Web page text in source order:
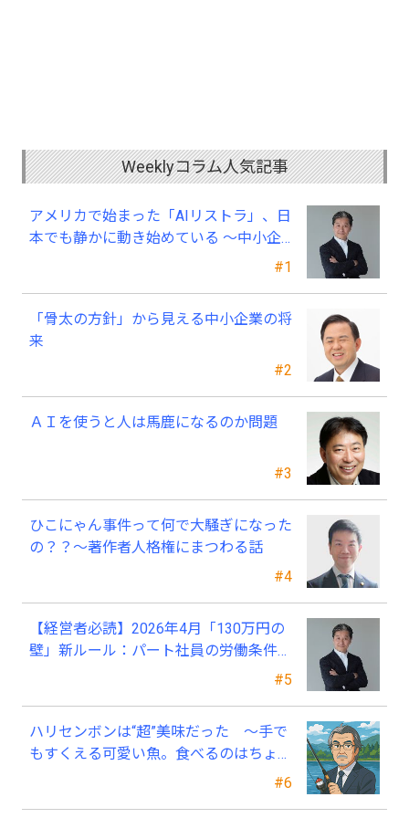
Weeklyコラム人気記事
#1
アメリカで始まった「AIリストラ」、日
本でも静かに動き始めている ～中小企
業経営者が今、見直すべき採用・業務・
#2
「骨太の方針」から見える中小企業の将
来
#3
ＡＩを使うと人は馬鹿になるのか問題
#4
ひこにゃん事件って何で大騒ぎになった
の？？～著作者人格権にまつわる話
#5
【経営者必読】2026年4月「130万円の
壁」新ルール：パート社員の労働条件通
#6
ハリセンボンは“超”美味だった ～手で
もすくえる可愛い魚。食べるのはちょっ